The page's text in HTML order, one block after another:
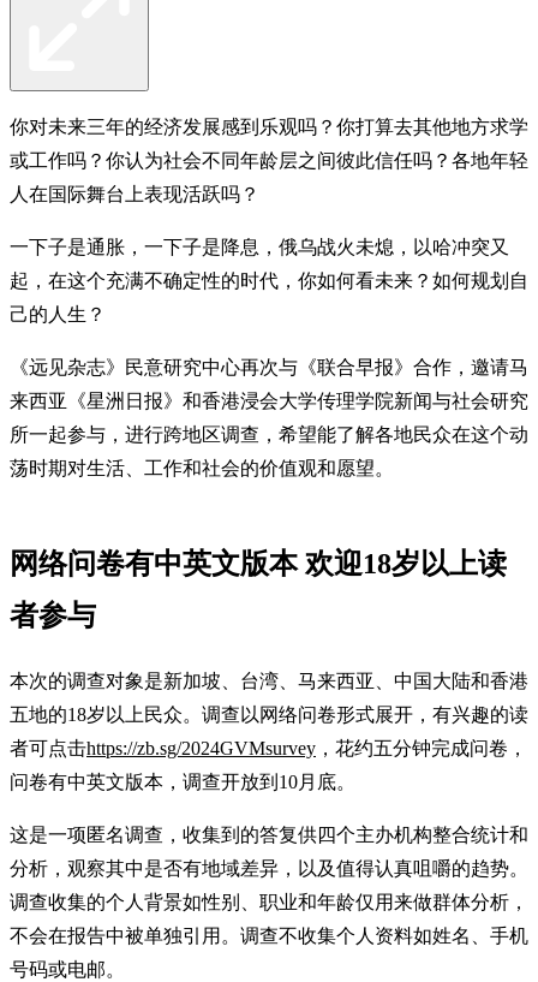
你对未来三年的经济发展感到乐观吗？你打算去其他地方求学
或工作吗？你认为社会不同年龄层之间彼此信任吗？各地年轻
人在国际舞台上表现活跃吗？
一下子是通胀，一下子是降息，俄乌战火未熄，以哈冲突又
起，在这个充满不确定性的时代，你如何看未来？如何规划自
己的人生？
《远见杂志》民意研究中心再次与《联合早报》合作，邀请马
来西亚《星洲日报》和香港浸会大学传理学院新闻与社会研究
所一起参与，进行跨地区调查，希望能了解各地民众在这个动
荡时期对生活、工作和社会的价值观和愿望。
网络问卷有中英文版本 欢迎18岁以上读
者参与
本次的调查对象是新加坡、台湾、马来西亚、中国大陆和香港
五地的18岁以上民众。调查以网络问卷形式展开，有兴趣的读
者可点击https://zb.sg/2024GVMsurvey ，花约五分钟完成问卷，
问卷有中英文版本，调查开放到10月底。
这是一项匿名调查，收集到的答复供四个主办机构整合统计和
分析，观察其中是否有地域差异，以及值得认真咀嚼的趋势。
调查收集的个人背景如性别、职业和年龄仅用来做群体分析，
不会在报告中被单独引用。调查不收集个人资料如姓名、手机
号码或电邮。